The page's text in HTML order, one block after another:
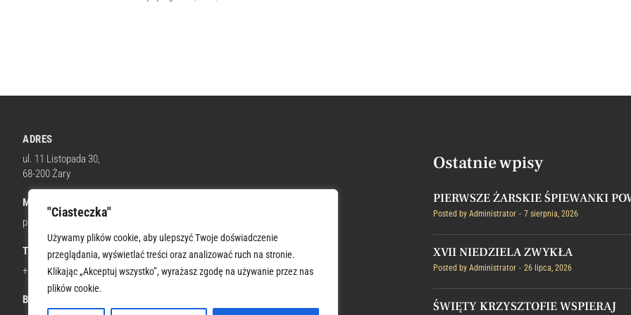
"Ciasteczka"
Używamy plików cookie, aby ulepszyć Twoje doświadczenie
przeglądania, wyświetlać treści oraz analizować ruch na stronie.
Klikając „Akceptuj wszystko”, wyrażasz zgodę na używanie przez nas
plików cookie.
ADRES
ul. 11 Listopada 30,
68-200 Żary
MAIL
parafia@wnmpzary.pl
TELEFON KOM.
+48 512 674 664
BANK
Ostatnie wpisy
PIERWSZE ŻARSKIE ŚPIEWANKI
Posted by Administrator 7 sierpnia, 2026
XVII NIEDZIELA ZWYKŁA
Posted by Administrator 26 lipca, 2026
ŚWIĘTY KRZYSZTOFIE WSPIERAJ